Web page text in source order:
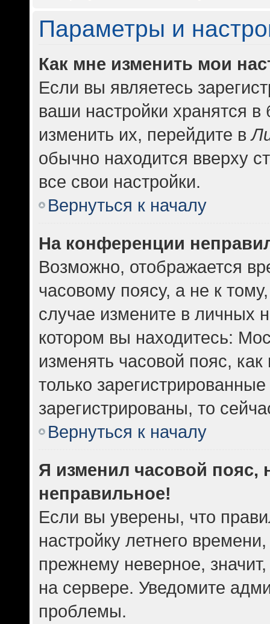
Параметры и
Как мне изменить мои
Если вы являетесь
ваши настройки хранятся
изменить их, перейдите в
обычно находится вверху
все свои настройки.
Вернуться к началу
На конференции
Возможно, отображается
часовому поясу, а не к
случае измените в личных
котором вы находитесь:
изменять часовой пояс,
только
зарегистрированы, то
Вернуться к началу
Я изменил часовой пояс,
неправильное!
Если вы уверены, что
настройку летнего
прежнему неверное,
на сервере. Уведомите
проблемы.